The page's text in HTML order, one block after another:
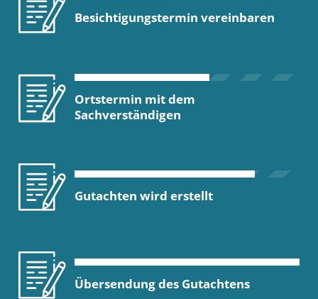
Besichtigungstermin vereinbaren
Ortstermin mit dem
Sachverständigen
Gutachten wird erstellt
Übersendung des Gutachtens